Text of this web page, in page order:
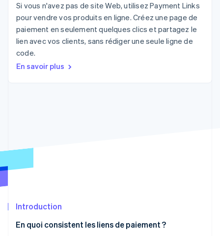
Connections
Comptes
financiers
Plus
Climate
loisirs
Assurance
Médias et
divertissements
Organisations à but
entreprises
Intégrations
d'applications
Exemples de code
Blog des développeurs
Contacter notre équipe
Devenir partenaire
Si vous n'avez pas de site Web, utilisez Payment Links
pour vendre vos produits en ligne. Créez une page de
paiement en seulement quelques clics et partagez le
lien avec vos clients, sans rédiger une seule ligne de
code.
En savoir plus
Introduction
En quoi consistent les liens de paiement ?